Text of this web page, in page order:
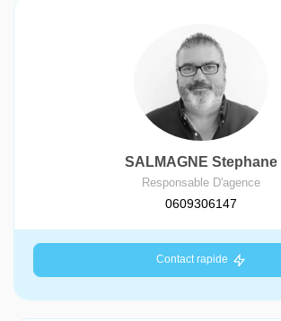
SALMAGNE Stephane
Responsable D'agence
0609306147
Contact rapide